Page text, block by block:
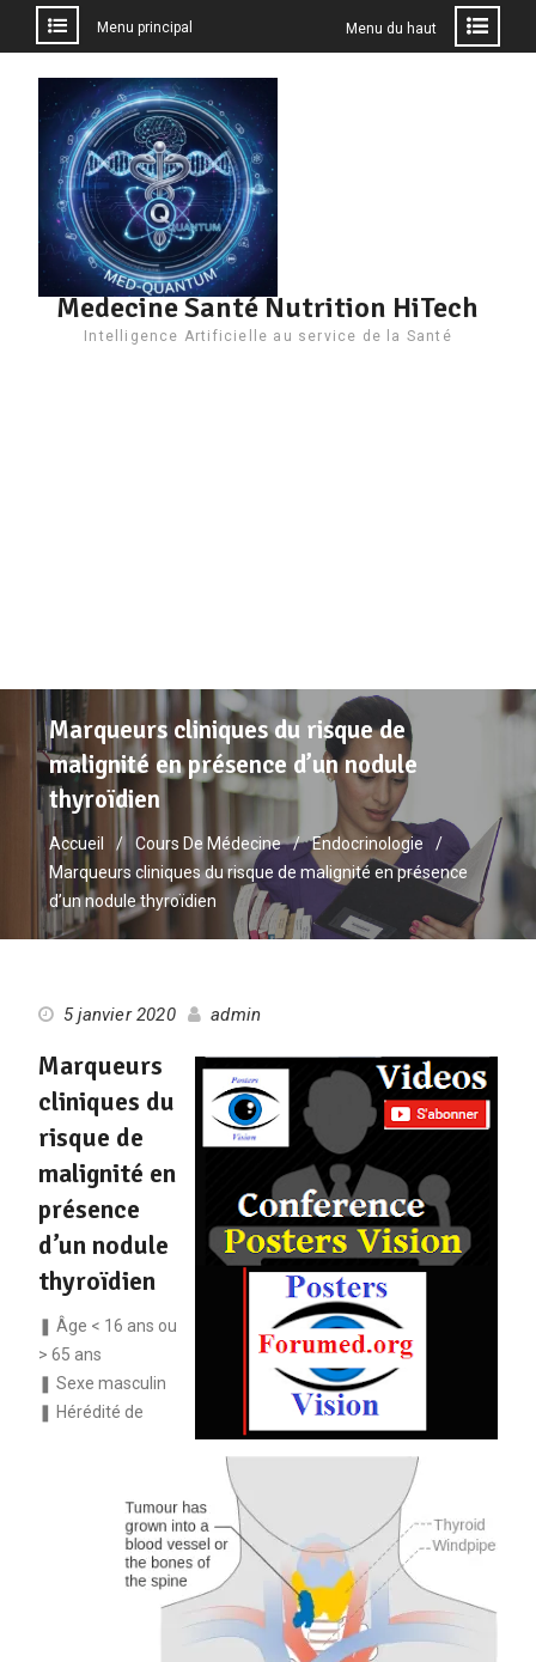
contenu
Menu principal Menu du haut
Medecine Santé Nutrition HiTech
Intelligence Artificielle au service de la Santé
Marqueurs cliniques du risque de
malignité en présence d’un nodule
thyroïdien
Accueil Cours De Médecine
Endocrinologie
Marqueurs cliniques du risque de malignité en présence
d’un nodule thyroïdien
5 janvier 2020 admin
Marqueurs
cliniques du
risque de
malignité en
présence
d’un nodule
thyroïdien
❚ Âge < 16 ans ou
> 65 ans
❚ Sexe masculin
❚ Hérédité de